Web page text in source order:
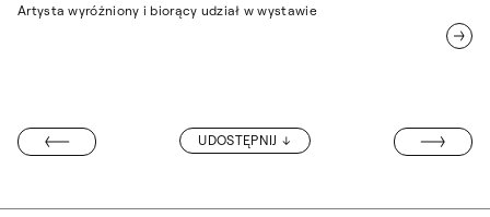
Artysta wyróżniony i biorący udział w wystawie
UDOSTĘPNIJ
W LUBLINIE
WARSZTATY